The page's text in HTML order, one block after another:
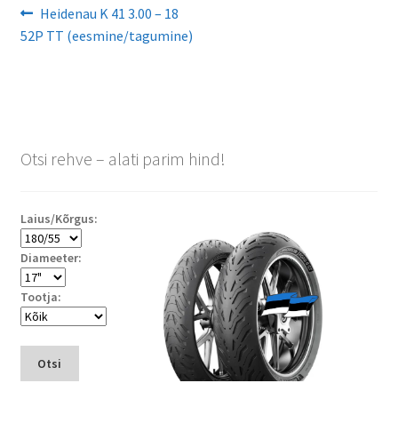
Navigeerimine
Eelmine
postitus:
Heidenau K 41 3.00 – 18
52P TT (eesmine/tagumine)
Otsi rehve – alati parim hind!
Laius/Kõrgus:
Diameeter:
Tootja:
Otsi